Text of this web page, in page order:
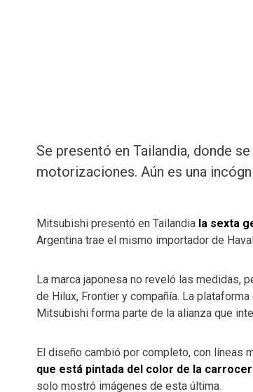
Se presentó en Tailandia, donde
motorizaciones. Aún es una
Mitsubishi presentó en Tailandia la sexta
Argentina trae el mismo importador de
La marca japonesa no reveló las medidas,
de Hilux, Frontier y compañía. La plataforma
Mitsubishi forma parte de la alianza que
El diseño cambió por completo, con líneas
que está pintada del color de la
solo mostró imágenes de esta última.